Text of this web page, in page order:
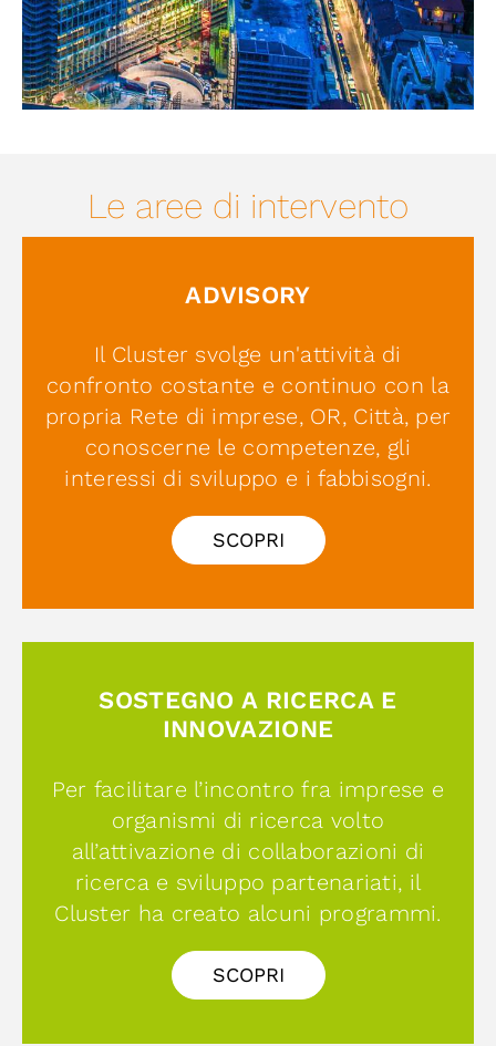
Le aree di intervento
ADVISORY
Il Cluster svolge un'attività di
confronto costante e continuo con la
propria Rete di imprese, OR, Città, per
conoscerne le competenze, gli
interessi di sviluppo e i fabbisogni.
SCOPRI
SOSTEGNO A RICERCA E
INNOVAZIONE
Per facilitare l’incontro fra imprese e
organismi di ricerca volto
all’attivazione di collaborazioni di
ricerca e sviluppo partenariati, il
Cluster ha creato alcuni programmi.
SCOPRI